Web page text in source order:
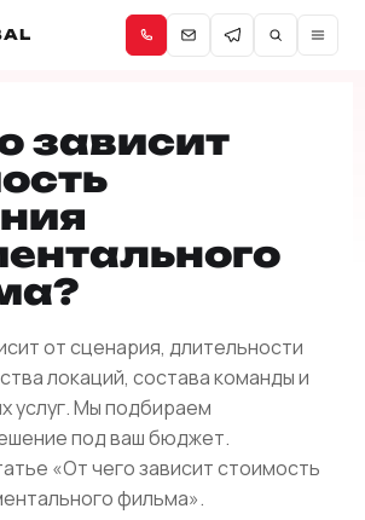
зависит
от сценария, длительности
локаций, состава команды и
услуг. Мы подбираем
под ваш бюджет.
«От чего зависит стоимость
фильма».